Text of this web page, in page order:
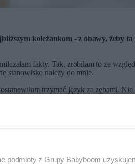
koleżankom - z obawy, żeby ta
fakty. Tak, zrobiłam to ze
stanowisko należy do mnie.
trzymać język za zębami.
ma tu nic do rzeczy. Czuję się
Poznałam już tyle historii kobiet,
pracy. Czy chciałam przechodzić przez
wydajności pracy ciężarnej.
podmioty z Grupy Babyboom